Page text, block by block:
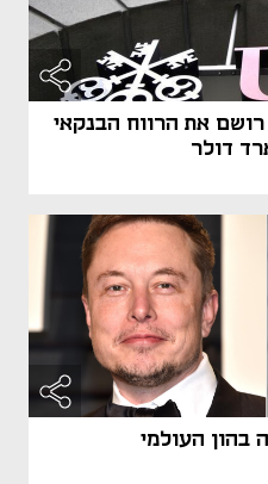
בזכות קרדיט סוויס: UBS רושם את הרווח הבנקאי